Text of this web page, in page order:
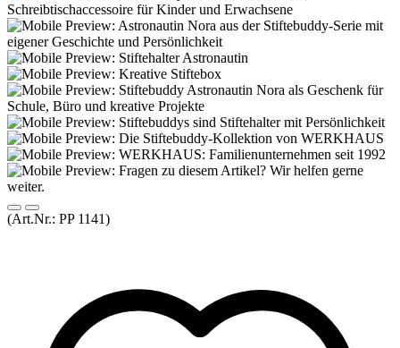
(Art.Nr.: PP 1141)